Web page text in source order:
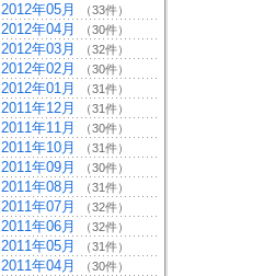
2012年05月 （33件）
2012年04月 （30件）
2012年03月 （32件）
2012年02月 （30件）
2012年01月 （31件）
2011年12月 （31件）
2011年11月 （30件）
2011年10月 （31件）
2011年09月 （30件）
2011年08月 （31件）
2011年07月 （32件）
2011年06月 （32件）
2011年05月 （31件）
2011年04月 （30件）